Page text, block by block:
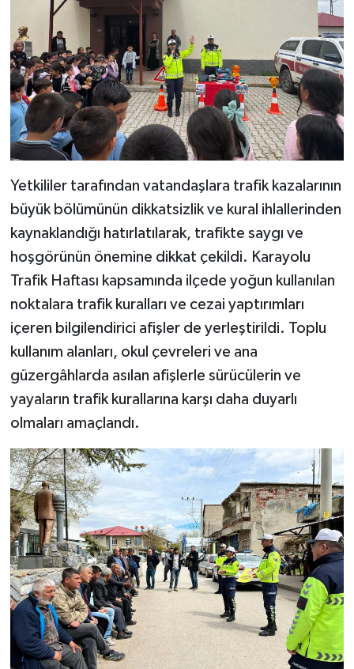
Yetkililer tarafından vatandaşlara trafik kazalarının
büyük bölümünün dikkatsizlik ve kural ihlallerinden
kaynaklandığı hatırlatılarak, trafikte saygı ve
hoşgörünün önemine dikkat çekildi. Karayolu
Trafik Haftası kapsamında ilçede yoğun kullanılan
noktalara trafik kuralları ve cezai yaptırımları
içeren bilgilendirici afişler de yerleştirildi. Toplu
kullanım alanları, okul çevreleri ve ana
güzergâhlarda asılan afişlerle sürücülerin ve
yayaların trafik kurallarına karşı daha duyarlı
olmaları amaçlandı.